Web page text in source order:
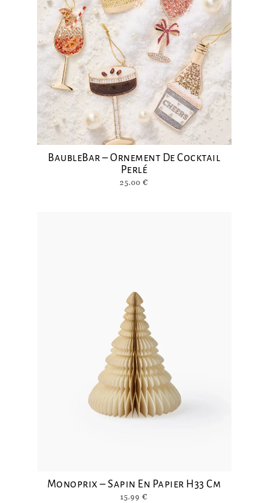
BaubleBar – Ornement De Cocktail
Perlé
25.00 €
Monoprix – Sapin En Papier H33 Cm
15.99 €